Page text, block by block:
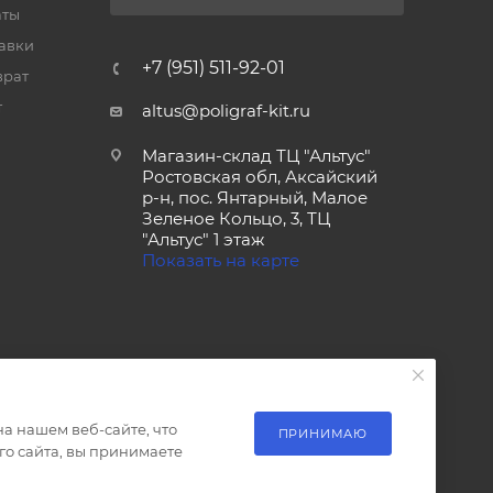
+7 (951) 511-92-01
altus@poligraf-kit.ru
Магазин-склад ТЦ "Альтус"
Ростовская обл, Аксайский
р-н, пос. Янтарный, Малое
Зеленое Кольцо, 3, ТЦ
"Альтус" 1 этаж
Показать на карте
нашем веб-сайте, что
сайта, вы принимаете
ПРИНИМАЮ